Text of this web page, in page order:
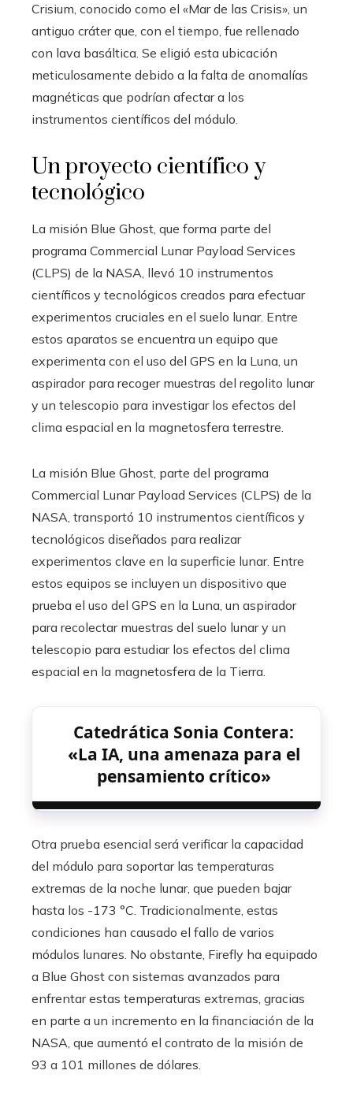
Crisium, conocido como el «Mar de las Crisis», un
antiguo cráter que, con el tiempo, fue rellenado
con lava basáltica. Se eligió esta ubicación
meticulosamente debido a la falta de anomalías
magnéticas que podrían afectar a los
instrumentos científicos del módulo.
Un proyecto científico y
tecnológico
La misión Blue Ghost, que forma parte del
programa Commercial Lunar Payload Services
(CLPS) de la NASA, llevó 10 instrumentos
científicos y tecnológicos creados para efectuar
experimentos cruciales en el suelo lunar. Entre
estos aparatos se encuentra un equipo que
experimenta con el uso del GPS en la Luna, un
aspirador para recoger muestras del regolito lunar
y un telescopio para investigar los efectos del
clima espacial en la magnetosfera terrestre.
La misión Blue Ghost, parte del programa
Commercial Lunar Payload Services (CLPS) de la
NASA, transportó 10 instrumentos científicos y
tecnológicos diseñados para realizar
experimentos clave en la superficie lunar. Entre
estos equipos se incluyen un dispositivo que
prueba el uso del GPS en la Luna, un aspirador
para recolectar muestras del suelo lunar y un
telescopio para estudiar los efectos del clima
espacial en la magnetosfera de la Tierra.
Catedrática Sonia Contera:
«La IA, una amenaza para el
pensamiento crítico»
Otra prueba esencial será verificar la capacidad
del módulo para soportar las temperaturas
extremas de la noche lunar, que pueden bajar
hasta los -173 °C. Tradicionalmente, estas
condiciones han causado el fallo de varios
módulos lunares. No obstante, Firefly ha equipado
a Blue Ghost con sistemas avanzados para
enfrentar estas temperaturas extremas, gracias
en parte a un incremento en la financiación de la
NASA, que aumentó el contrato de la misión de
93 a 101 millones de dólares.